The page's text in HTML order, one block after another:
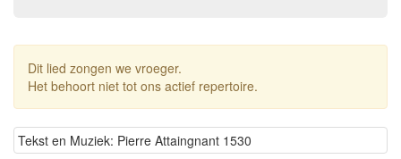
Dit lied zongen we vroeger.
Het behoort niet tot ons actief repertoire.
Tekst en Muziek: Pierre Attaingnant 1530